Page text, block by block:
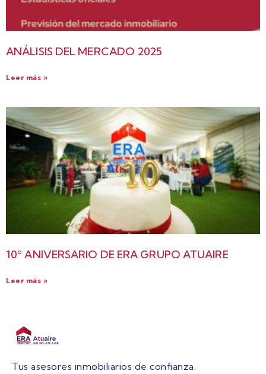
ANÁLISIS DEL MERCADO 2025
Leer más »
10º ANIVERSARIO DE ERA GRUPO ATUAIRE
Leer más »
Tus asesores inmobiliarios de confianza.